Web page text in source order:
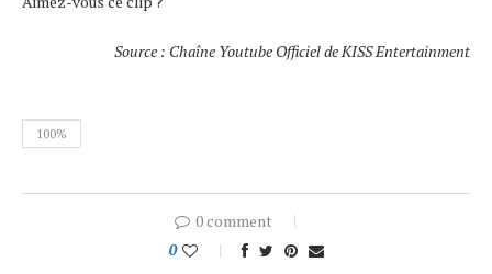
Source : Chaîne Youtube Officiel de KISS Entertainment
100%
0 comment
0